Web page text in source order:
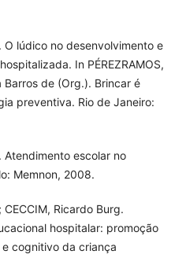
O lúdico no desenvolvimento e
In PÉREZRAMOS,
Barros de (Org.). Brincar é
preventiva. Rio de Janeiro:
Atendimento escolar no
Memnon, 2008.
CECCIM, Ricardo Burg.
hospitalar: promoção
cognitivo da criança